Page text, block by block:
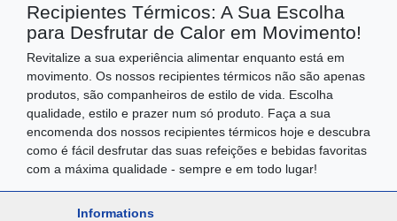
Recipientes Térmicos: A Sua Escolha
para Desfrutar de Calor em Movimento!
Revitalize a sua experiência alimentar enquanto está em
movimento. Os nossos recipientes térmicos não são apenas
produtos, são companheiros de estilo de vida. Escolha
qualidade, estilo e prazer num só produto. Faça a sua
encomenda dos nossos recipientes térmicos hoje e descubra
como é fácil desfrutar das suas refeições e bebidas favoritas
com a máxima qualidade - sempre e em todo lugar!
Informations